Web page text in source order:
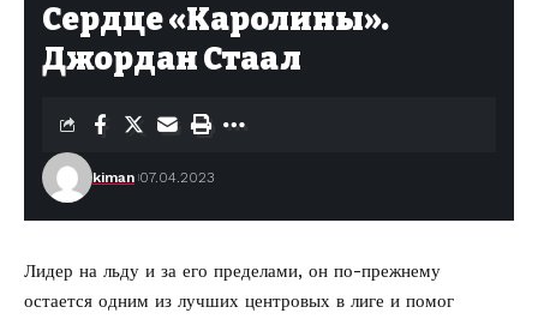
Сердце «Каролины».
Джордан Стаал
kiman 07.04.2023
Лидер на льду и за его пределами, он по-прежнему
остается одним из лучших центровых в лиге и помог